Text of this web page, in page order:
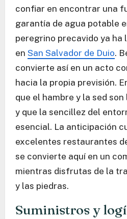
confiar en encontrar una
garantía de agua potable
peregrino precavido ya ha
en San Salvador de Duio.
convierte así en un acto
hacia la propia previsión.
que el hambre y la sed
y que la sencillez del
esencial. La anticipación
excelentes restaurantes
se convierte aquí en un
mientras disfrutas de la
y las piedras.
Suministros y